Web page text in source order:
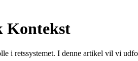
retssystemet. I denne artikel vil vi